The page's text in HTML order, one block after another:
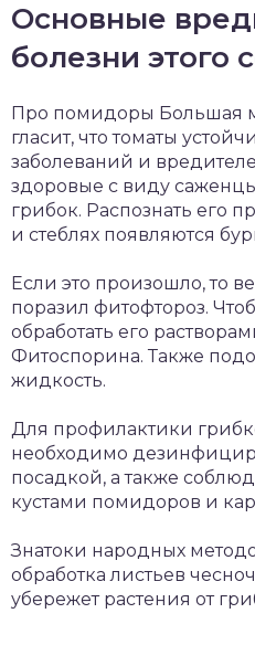
Основные
болезни этого
Про помидоры Большая
гласит, что томаты
заболеваний и
здоровые с виду
грибок. Распознать его
и стеблях появляются
Если это произошло, то
поразил фитофтороз.
обработать его
Фитоспорина. Также
жидкость.
Для профилактики
необходимо
посадкой, а также
кустами помидоров и
Знатоки народных
обработка листьев
убережет растения от